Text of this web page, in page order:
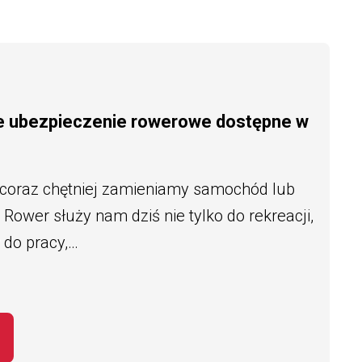
ubezpieczenie rowerowe dostępne w
chętniej zamieniamy samochód lub
służy nam dziś nie tylko do rekreacji,
pracy,…